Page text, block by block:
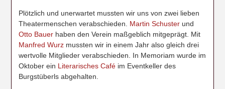
Plötzlich und unerwartet mussten wir uns von zwei lieben
Theatermenschen verabschieden. Martin Schuster und
Otto Bauer haben den Verein maßgeblich mitgeprägt. Mit
Manfred Wurz mussten wir in einem Jahr also gleich drei
wertvolle Mitglieder verabschieden. In Memoriam wurde im
Oktober ein Literarisches Café im Eventkeller des
Burgstüberls abgehalten.